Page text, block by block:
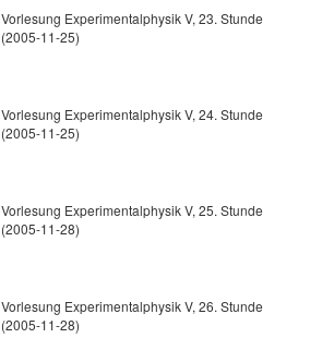
Vorlesung Experimentalphysik V, 23. Stunde
(2005-11-25)
Vorlesung Experimentalphysik V, 24. Stunde
(2005-11-25)
Vorlesung Experimentalphysik V, 25. Stunde
(2005-11-28)
Vorlesung Experimentalphysik V, 26. Stunde
(2005-11-28)